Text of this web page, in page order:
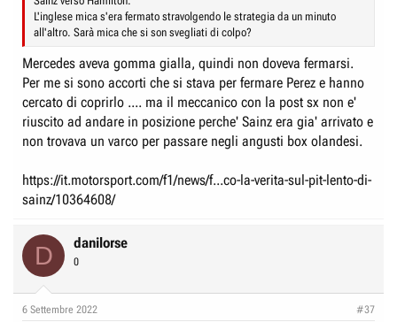
L'inglese mica s'era fermato stravolgendo le strategia da un minuto
all'altro. Sarà mica che si son svegliati di colpo?
Mercedes aveva gomma gialla, quindi non doveva fermarsi.
Per me si sono accorti che si stava per fermare Perez e hanno
cercato di coprirlo .... ma il meccanico con la post sx non e'
riuscito ad andare in posizione perche' Sainz era gia' arrivato e
non trovava un varco per passare negli angusti box olandesi.
https://it.motorsport.com/f1/news/f...co-la-verita-sul-pit-lento-di-
sainz/10364608/
D danilorse
0
6 Settembre 2022 #37